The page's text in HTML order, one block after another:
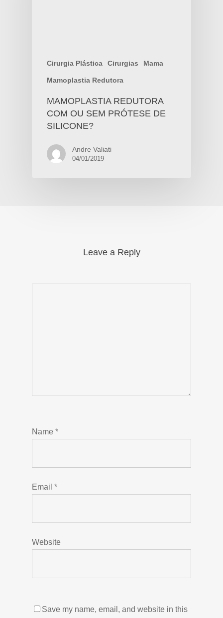
Cirurgia Plástica Cirurgias Mama
Mamoplastia Redutora
MAMOPLASTIA REDUTORA
COM OU SEM PRÓTESE DE
SILICONE?
Andre Valiati
04/01/2019
Leave a Reply
Name *
Email *
Website
Save my name, email, and website in this